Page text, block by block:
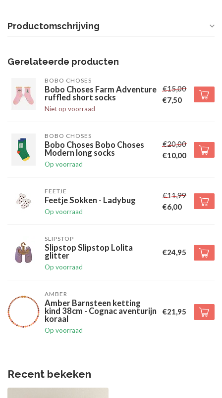
Productomschrijving
Gerelateerde producten
BOBO CHOSES
Bobo Choses Farm Adventure
ruffled short socks
Niet op voorraad
€15,00
€7,50
BOBO CHOSES
Bobo Choses Bobo Choses
Modern long socks
Op voorraad
€20,00
€10,00
FEETJE
Feetje Sokken - Ladybug
Op voorraad
€11,99
€6,00
SLIPSTOP
Slipstop Slipstop Lolita
glitter
Op voorraad
€24,95
AMBER
Amber Barnsteen ketting
kind 38cm - Cognac aventurijn
koraal
Op voorraad
€21,95
Recent bekeken